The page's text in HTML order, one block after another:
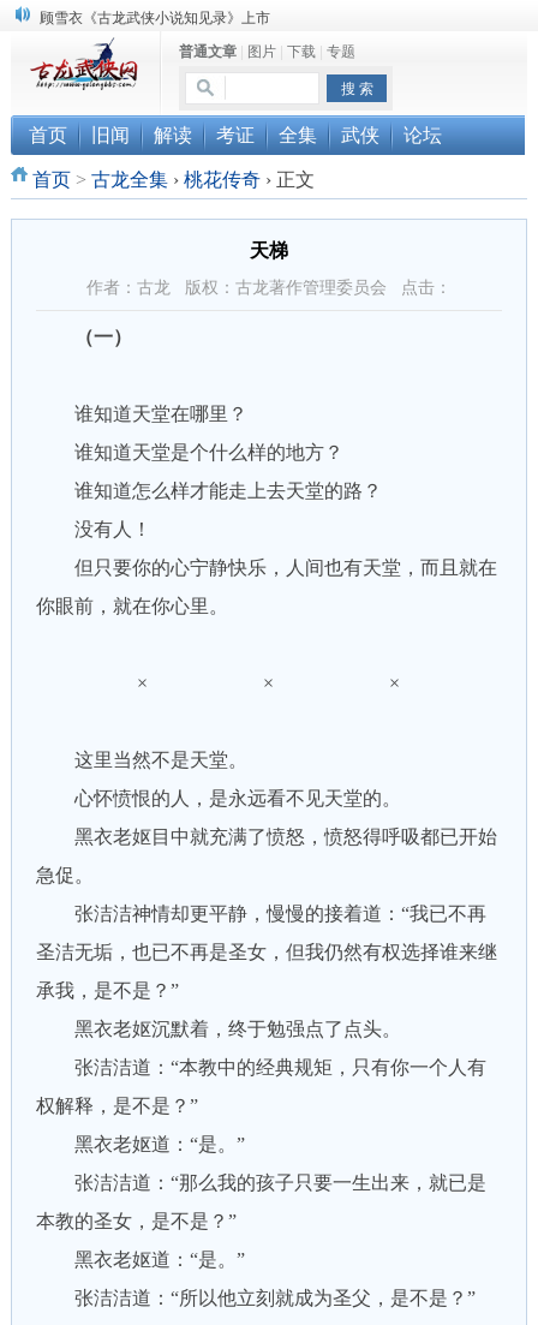
顾雪衣《古龙武侠小说知见录》上市
“武侠书库”查缺补漏活动圆满结束
《古龙小说原貌探究》修订版已上市
普通文章| 图片| 下载| 专题
首页 旧闻 解读 考证 全集 武侠 论坛
首页> 古龙全集 › 桃花传奇 ›正文
天梯
作者：古龙 版权：古龙著作管理委员会 点击：
（一）
谁知道天堂在哪里？
谁知道天堂是个什么样的地方？
谁知道怎么样才能走上去天堂的路？
没有人！
但只要你的心宁静快乐，人间也有天堂，而且就在
你眼前，就在你心里。
× × ×
这里当然不是天堂。
心怀愤恨的人，是永远看不见天堂的。
黑衣老妪目中就充满了愤怒，愤怒得呼吸都已开始
急促。
张洁洁神情却更平静，慢慢的接着道：“我已不再
圣洁无垢，也已不再是圣女，但我仍然有权选择谁来继
承我，是不是？”
黑衣老妪沉默着，终于勉强点了点头。
张洁洁道：“本教中的经典规矩，只有你一个人有
权解释，是不是？”
黑衣老妪道：“是。”
张洁洁道：“那么我的孩子只要一生出来，就已是
本教的圣女，是不是？”
黑衣老妪道：“是。”
张洁洁道：“所以他立刻就成为圣父，是不是？”